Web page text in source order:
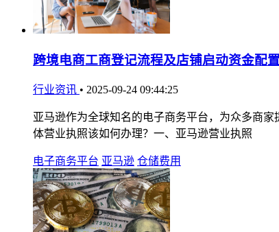
跨境电商工商登记流程及店铺启动资金配
行业资讯 • 2025-09-24 09:44:25
亚马逊作为全球知名的电子商务平台，为众多商
体营业执照该如何办理？一、亚马逊营业执照
电子商务平台 亚马逊 仓储费用